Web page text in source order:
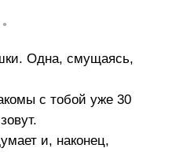
Одна, смущаясь,
с тобой уже 30
и, наконец,